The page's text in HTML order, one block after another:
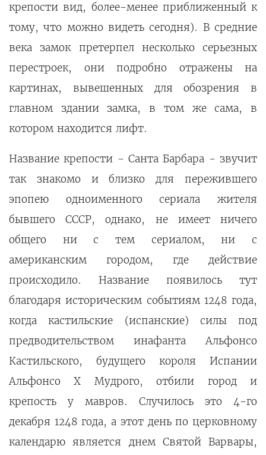
крепости вид, более-менее приближенный к
тому, что можно видеть сегодня). В средние
века замок претерпел несколько серьезных
перестроек, они подробно отражены на
картинах, вывешенных для обозрения в
главном здании замка, в том же сама, в
котором находится лифт.
Название крепости - Санта Барбара - звучит
так знакомо и близко для пережившего
эпопею одноименного сериала жителя
бывшего СССР, однако, не имеет ничего
общего ни с тем сериалом, ни с
американским городом, где действие
происходило. Название появилось тут
благодаря историческим событиям 1248 года,
когда кастильские (испанские) силы под
предводительством инафанта Альфонсо
Кастильского, будущего короля Испании
Альфонсо X Мудрого, отбили город и
крепость у мавров. Случилось это 4-го
декабря 1248 года, а этот день по церковному
календарю является днем Святой Варвары,